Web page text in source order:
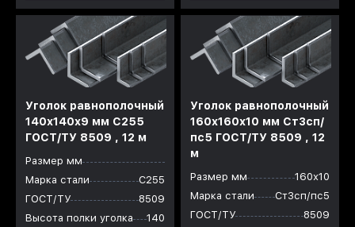
Уголок равнополочный
140x140x9 мм С255
ГОСТ/ТУ 8509 , 12 м
Размер мм
Марка стали
С255
ГОСТ/ТУ
8509
Высота полки уголка
140
Уголок равнополочный
160x160x10 мм Ст3сп/
пс5 ГОСТ/ТУ 8509 , 12
м
Размер мм
160х10
Марка стали
Ст3сп/пс5
ГОСТ/ТУ
8509